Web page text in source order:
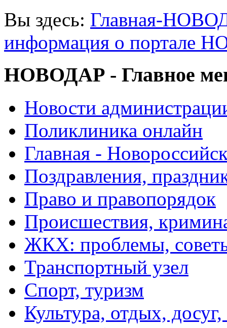
Вы здесь: Главная-
информация о портале
НОВОДАР - Главное
Новости
Поликлиника онлайн
Главная -
Поздравления,
Право и правопорядок
Происшествия,
ЖКХ: проблемы,
Транспортный узел
Спорт, туризм
Культура, отдых,